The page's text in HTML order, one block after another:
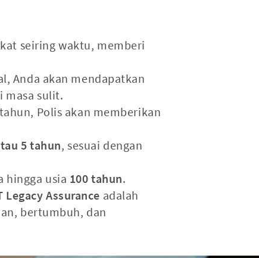
seiring waktu, memberi
Anda akan mendapatkan
masa sulit.
Polis akan memberikan
5 tahun, sesuai dengan
hingga usia 100 tahun.
Legacy Assurance adalah
bertumbuh, dan